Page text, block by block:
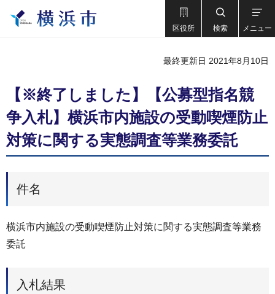
区役所 検索 メニュー
最終更新日 2021年8月10日
【※終了しました】【公募型指名競
争入札】横浜市内施設の受動喫煙防止
対策に関する実態調査等業務委託
件名
横浜市内施設の受動喫煙防止対策に関する実態調査等業務
委託
入札結果